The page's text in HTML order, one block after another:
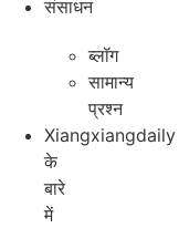
संसाधन
ब्लॉग
सामान्य
प्रश्न
Xiangxiangdaily
के
बारे
में